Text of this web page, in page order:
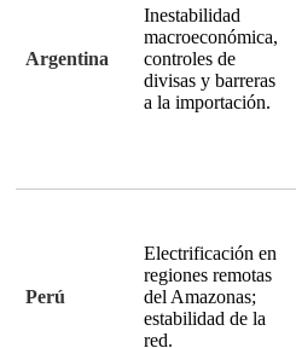
Argentina
Inestabilidad
macroeconómica,
controles de
divisas y barreras
a la importación.
Perú
Electrificación en
regiones remotas
del Amazonas;
estabilidad de la
red.